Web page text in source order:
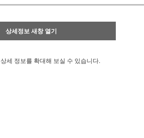
상세정보 새창 열기
상세 정보를 확대해 보실 수 있습니다.